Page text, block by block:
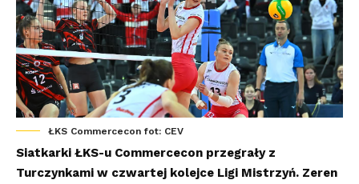
ŁKS Commercecon fot: CEV
Siatkarki ŁKS-u Commercecon przegrały z
Turczynkami w czwartej kolejce Ligi Mistrzyń. Zeren